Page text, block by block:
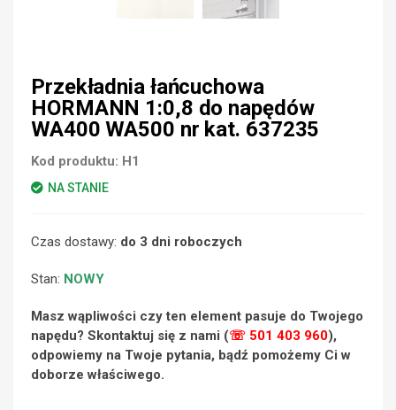
Przekładnia łańcuchowa
HORMANN 1:0,8 do napędów
WA400 WA500 nr kat. 637235
Kod produktu: H1
NA STANIE
Czas dostawy: do 3 dni roboczych
Stan: NOWY
Masz wąpliwości czy ten element pasuje do Twojego
napędu? Skontaktuj się z nami (☏ 501 403 960),
odpowiemy na Twoje pytania, bądź pomożemy Ci w
doborze właściwego.